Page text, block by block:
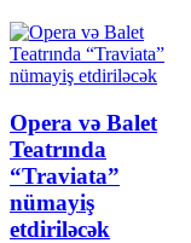
Opera və Balet
Teatrında
“Traviata”
nümayiş
etdiriləcək